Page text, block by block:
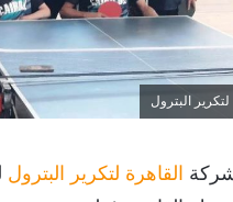
البترول
القاهرة لتكرير البترول